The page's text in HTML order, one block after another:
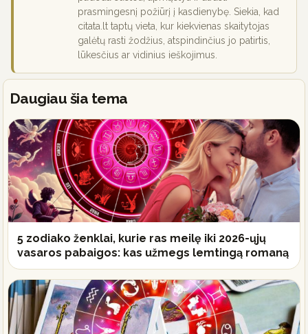
prasmingesnį požiūrį į kasdienybę. Siekia, kad
citata.lt taptų vieta, kur kiekvienas skaitytojas
galėtų rasti žodžius, atspindinčius jo patirtis,
lūkesčius ar vidinius ieškojimus.
Daugiau šia tema
5 zodiako ženklai, kurie ras meilę iki 2026-ųjų
vasaros pabaigos: kas užmegs lemtingą romaną